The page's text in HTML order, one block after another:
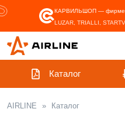
КАРВИЛЬШОП —
LUZAR, TRIALLI,
Каталог
AIRLINE » Каталог